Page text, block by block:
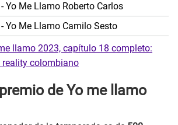
Yo Me Llamo Roberto Carlos
Yo Me Llamo Camilo Sesto
llamo 2023, capítulo 18 completo:
reality colombiano
de Yo me llamo